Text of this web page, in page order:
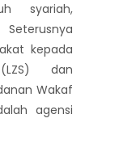
syariah,
kepada
dan
Wakaf
agensi